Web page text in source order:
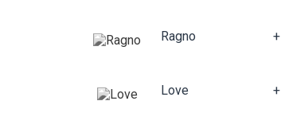
Ragno +
Love +